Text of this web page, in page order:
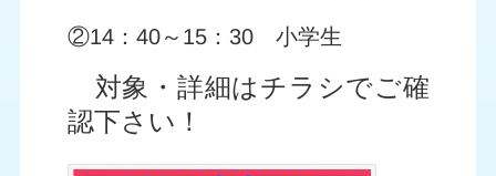
②14：40～15：30 小学生
対象・詳細はチラシでご確
認下さい！